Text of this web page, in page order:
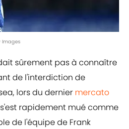
Images
sûrement pas à connaître
de l'interdiction de
lors du dernier mercato
rapidement mué comme
de l'équipe de Frank